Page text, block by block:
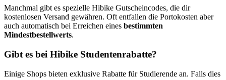
Manchmal gibt es spezielle Hibike Gutscheincodes, die dir
kostenlosen Versand gewähren. Oft entfallen die Portokosten aber
auch automatisch bei Erreichen eines bestimmten
Mindestbestellwerts.
Gibt es bei Hibike Studentenrabatte?
Einige Shops bieten exklusive Rabatte für Studierende an. Falls dies